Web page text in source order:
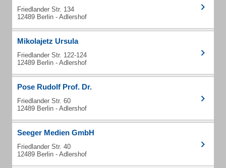
Friedlander Str. 134
12489 Berlin - Adlershof
Mikolajetz Ursula
Friedlander Str. 122-124
12489 Berlin - Adlershof
Pose Rudolf Prof. Dr.
Friedlander Str. 60
12489 Berlin - Adlershof
Seeger Medien GmbH
Friedlander Str. 40
12489 Berlin - Adlershof